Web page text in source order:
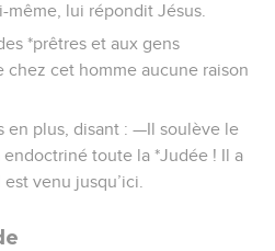
lui répondit Jésus.
*prêtres et aux gens
chez cet homme aucune raison
en plus, disant : —Il soulève le
toute la *Judée ! Il a
venu jusqu’ici.